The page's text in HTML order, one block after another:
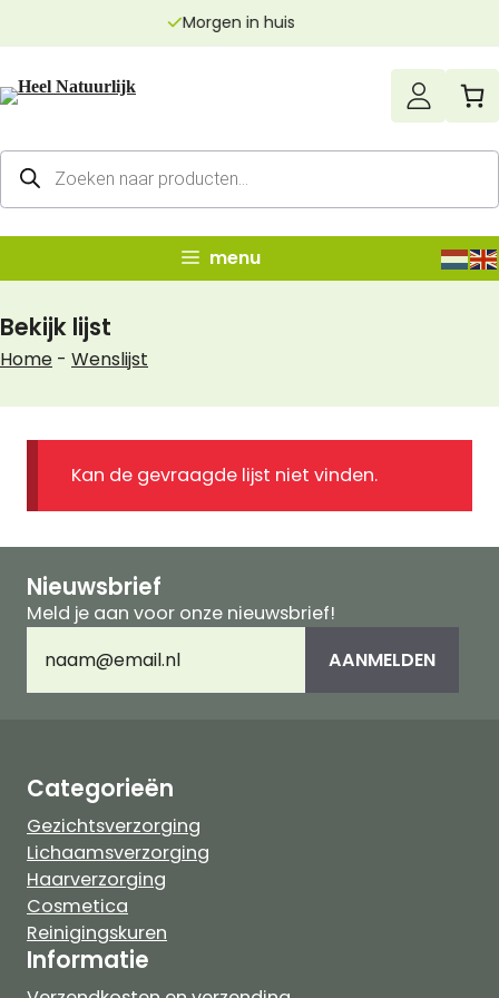
inhoud
Producten
zoeken
menu
Bekijk lijst
Home - Wenslijst
Kan de gevraagde lijst niet vinden.
Nieuwsbrief
Meld je aan voor onze nieuwsbrief!
mailadres(Vereist) AANMELDEN
Categorieën
Gezichtsverzorging
Lichaamsverzorging
Haarverzorging
Cosmetica
Reinigingskuren
Informatie